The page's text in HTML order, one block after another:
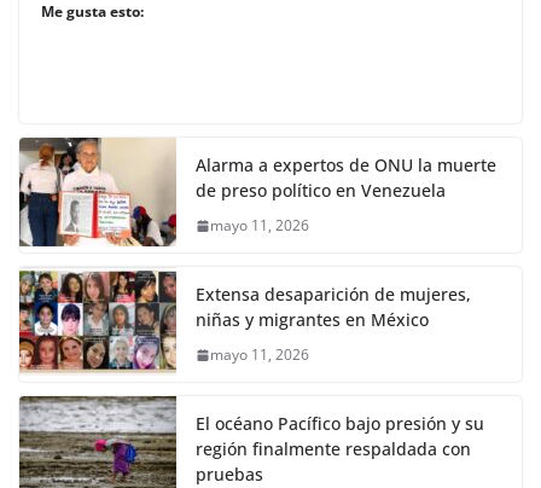
Me gusta esto:
Alarma a expertos de ONU la muerte
de preso político en Venezuela
mayo 11, 2026
Extensa desaparición de mujeres,
niñas y migrantes en México
mayo 11, 2026
El océano Pacífico bajo presión y su
región finalmente respaldada con
pruebas